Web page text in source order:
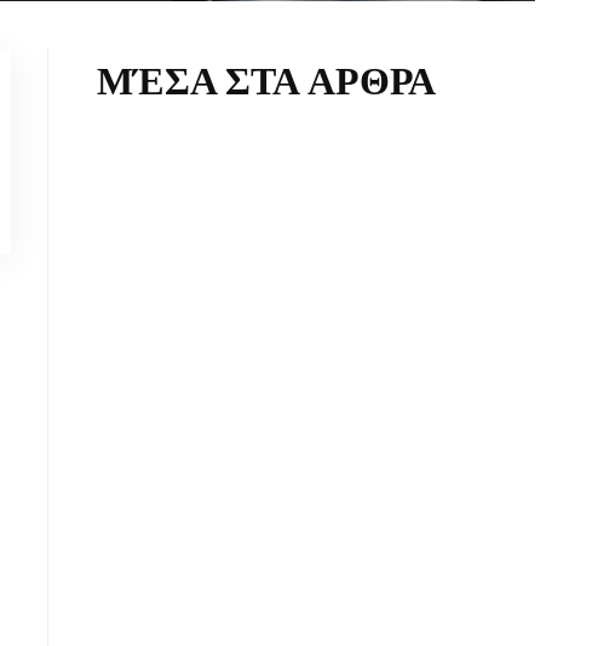
ΜΈΣΑ ΣΤΑ ΑΡΘΡΑ